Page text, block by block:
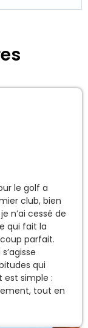
le golf a
club, bien
n’ai cessé de
qui fait la
parfait.
qui
est simple :
tout en